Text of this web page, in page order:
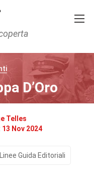
D’Oro
Telles
13 Nov 2024
Linee Guida Editoriali